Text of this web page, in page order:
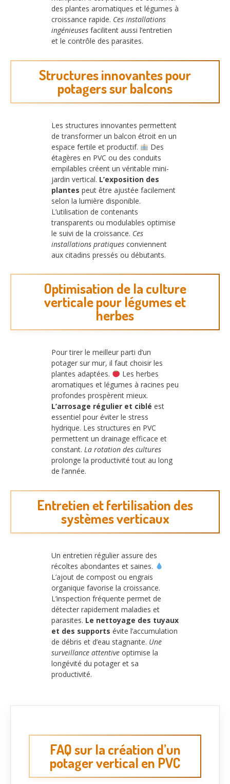
des plantes aromatiques et légumes à
croissance rapide. Ces installations
ingénieuses facilitent aussi l’entretien
et le contrôle des parasites.
Structures innovantes pour
potagers sur balcons
Les structures innovantes permettent
de transformer un balcon étroit en un
espace fertile et productif.
Des
étagères en PVC ou des conduits
empilables créent un véritable mini-
jardin vertical. L’exposition des
plantes peut être ajustée facilement
selon la lumière disponible.
L’utilisation de contenants
transparents ou modulables optimise
le suivi de la croissance. Ces
installations pratiques conviennent
aux citadins pressés ou débutants.
Optimisation de la culture
verticale pour légumes et
herbes
Pour tirer le meilleur parti d’un
potager sur mur, il faut choisir les
plantes adaptées.
Les herbes
aromatiques et légumes à racines peu
profondes prospèrent mieux.
L’arrosage régulier et ciblé est
essentiel pour éviter le stress
hydrique. Les structures en PVC
permettent un drainage efficace et
constant. La rotation des cultures
prolonge la productivité tout au long
de l’année.
Entretien et fertilisation des
systèmes verticaux
Un entretien régulier assure des
récoltes abondantes et saines.
L’ajout de compost ou engrais
organique favorise la croissance.
L’inspection fréquente permet de
détecter rapidement maladies et
parasites. Le nettoyage des tuyaux
et des supports évite l’accumulation
de débris et d’eau stagnante. Une
surveillance attentive optimise la
longévité du potager et sa
productivité.
FAQ sur la création d’un
potager vertical en PVC